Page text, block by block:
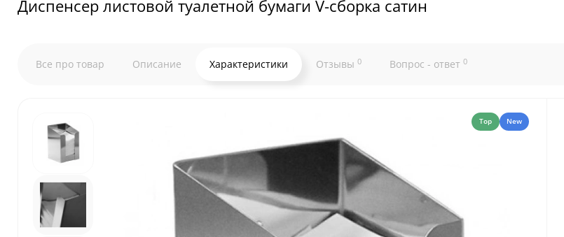
Диспенсер листовой туалетной бумаги V-сборка сатин
Все про товар Описание Характеристики Отзывы 0 Вопрос - ответ 0
Top New